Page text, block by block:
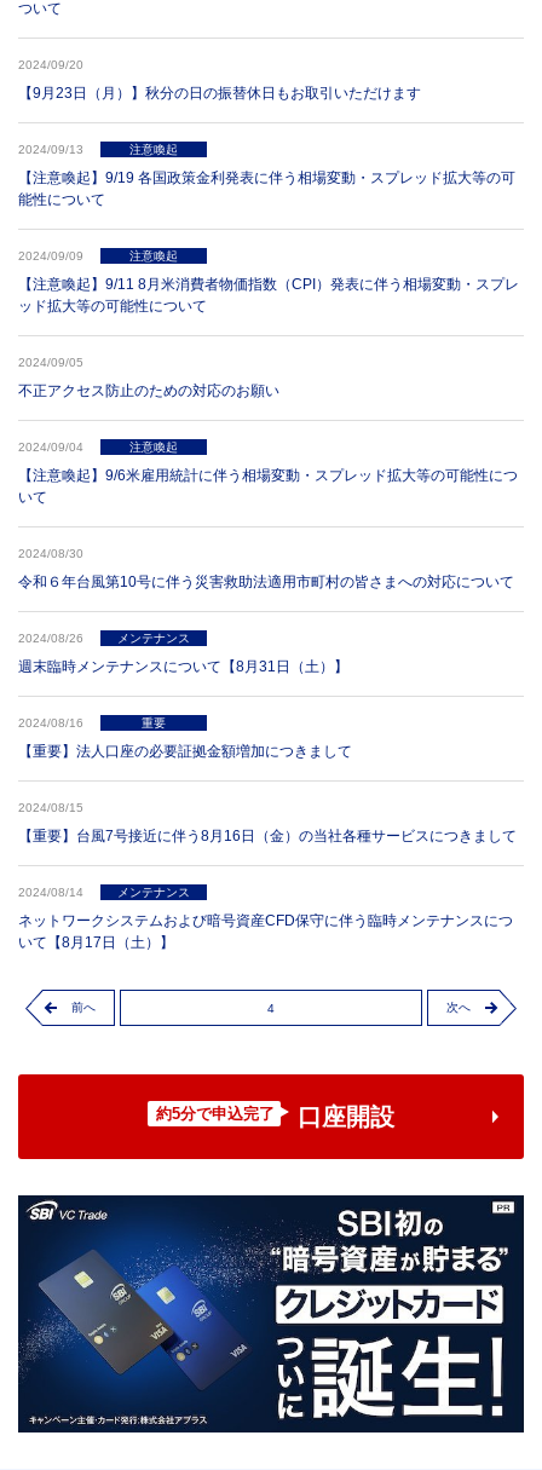
ついて
2024/09/20
【9月23日（月）】秋分の日の振替休日もお取引いただけます
2024/09/13 注意喚起
【注意喚起】9/19 各国政策金利発表に伴う相場変動・スプレッド拡大等の可
能性について
2024/09/09 注意喚起
【注意喚起】9/11 8月米消費者物価指数（CPI）発表に伴う相場変動・スプレ
ッド拡大等の可能性について
2024/09/05
不正アクセス防止のための対応のお願い
2024/09/04 注意喚起
【注意喚起】9/6米雇用統計に伴う相場変動・スプレッド拡大等の可能性につ
いて
2024/08/30
令和６年台風第10号に伴う災害救助法適用市町村の皆さまへの対応について
2024/08/26 メンテナンス
週末臨時メンテナンスについて【8月31日（土）】
2024/08/16 重要
【重要】法人口座の必要証拠金額増加につきまして
2024/08/15
【重要】台風7号接近に伴う8月16日（金）の当社各種サービスにつきまして
2024/08/14 メンテナンス
ネットワークシステムおよび暗号資産CFD保守に伴う臨時メンテナンスにつ
いて【8月17日（土）】
前へ 4 次へ
約5分で申込完了 口座開設